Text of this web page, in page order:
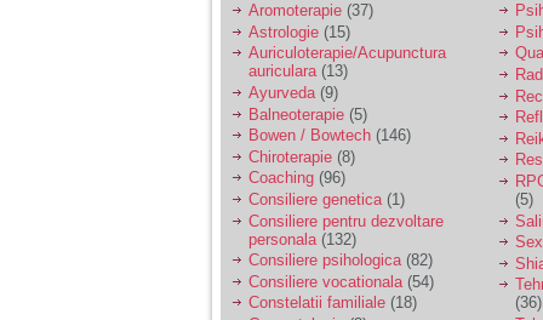
Sunt casatorita, am
31 de ani si un copil in
varsta de 2 ani care
mi-e lumina ochilor.
De ceva timp simt ca
mi s-a adunat
oboseala, o oboseala
cronica de care nu pot
scapa si simt ca din
cauza ei nu pot
controla nervii si
cateodata are copilul
de suferit.
Aromoterapie (37)
Astrologie (15)
Auriculoterapie/Acupunctura
auriculara(13)
Ayurveda(9)
Balneoterapie (5)
Bowen / Bowtech (146)
Chiroterapie (8)
Coaching (96)
Consiliere genetica(1)
Consiliere pentru dezvoltare
personala (132)
Consiliere psihologica(82)
Consiliere vocationala (54)
Constelatii familiale (18)
(5)
(36)